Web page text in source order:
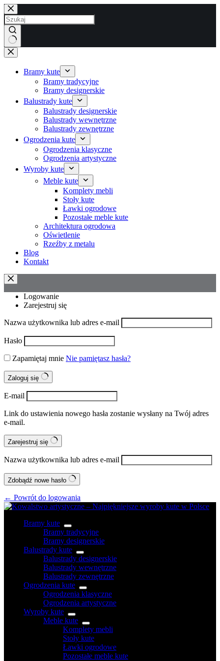
Przejdź
do
treści
Brak
wyników
Bramy kute
Bramy tradycyjne
Bramy designerskie
Balustrady kute
Balustrady designerskie
Balustrady wewnętrzne
Balustrady zewnętrzne
Ogrodzenia kute
Ogrodzenia klasyczne
Ogrodzenia artystyczne
Wyroby kute
Meble kute
Komplety mebli
Stoły kute
Ławki ogrodowe
Pozostałe meble kute
Architektura ogrodowa
Oświetlenie
Rzeźby z metalu
Blog
Kontakt
Logowanie
Zarejestruj się
Nazwa użytkownika lub adres e-mail
Hasło
Zapamiętaj mnie Nie pamiętasz hasła?
Zaloguj się
E-mail
Link do ustawienia nowego hasła zostanie wysłany na Twój adres
e-mail.
Zarejestruj się
Nazwa użytkownika lub adres e-mail
Zdobądź nowe hasło
← Powrót do logowania
Bramy kute
Bramy tradycyjne
Bramy designerskie
Balustrady kute
Balustrady designerskie
Balustrady wewnętrzne
Balustrady zewnętrzne
Ogrodzenia kute
Ogrodzenia klasyczne
Ogrodzenia artystyczne
Wyroby kute
Meble kute
Komplety mebli
Stoły kute
Ławki ogrodowe
Pozostałe meble kute